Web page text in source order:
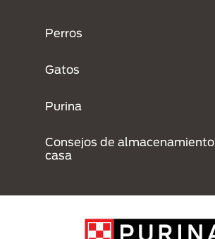
Perros
Gatos
Purina
Consejos de
casa